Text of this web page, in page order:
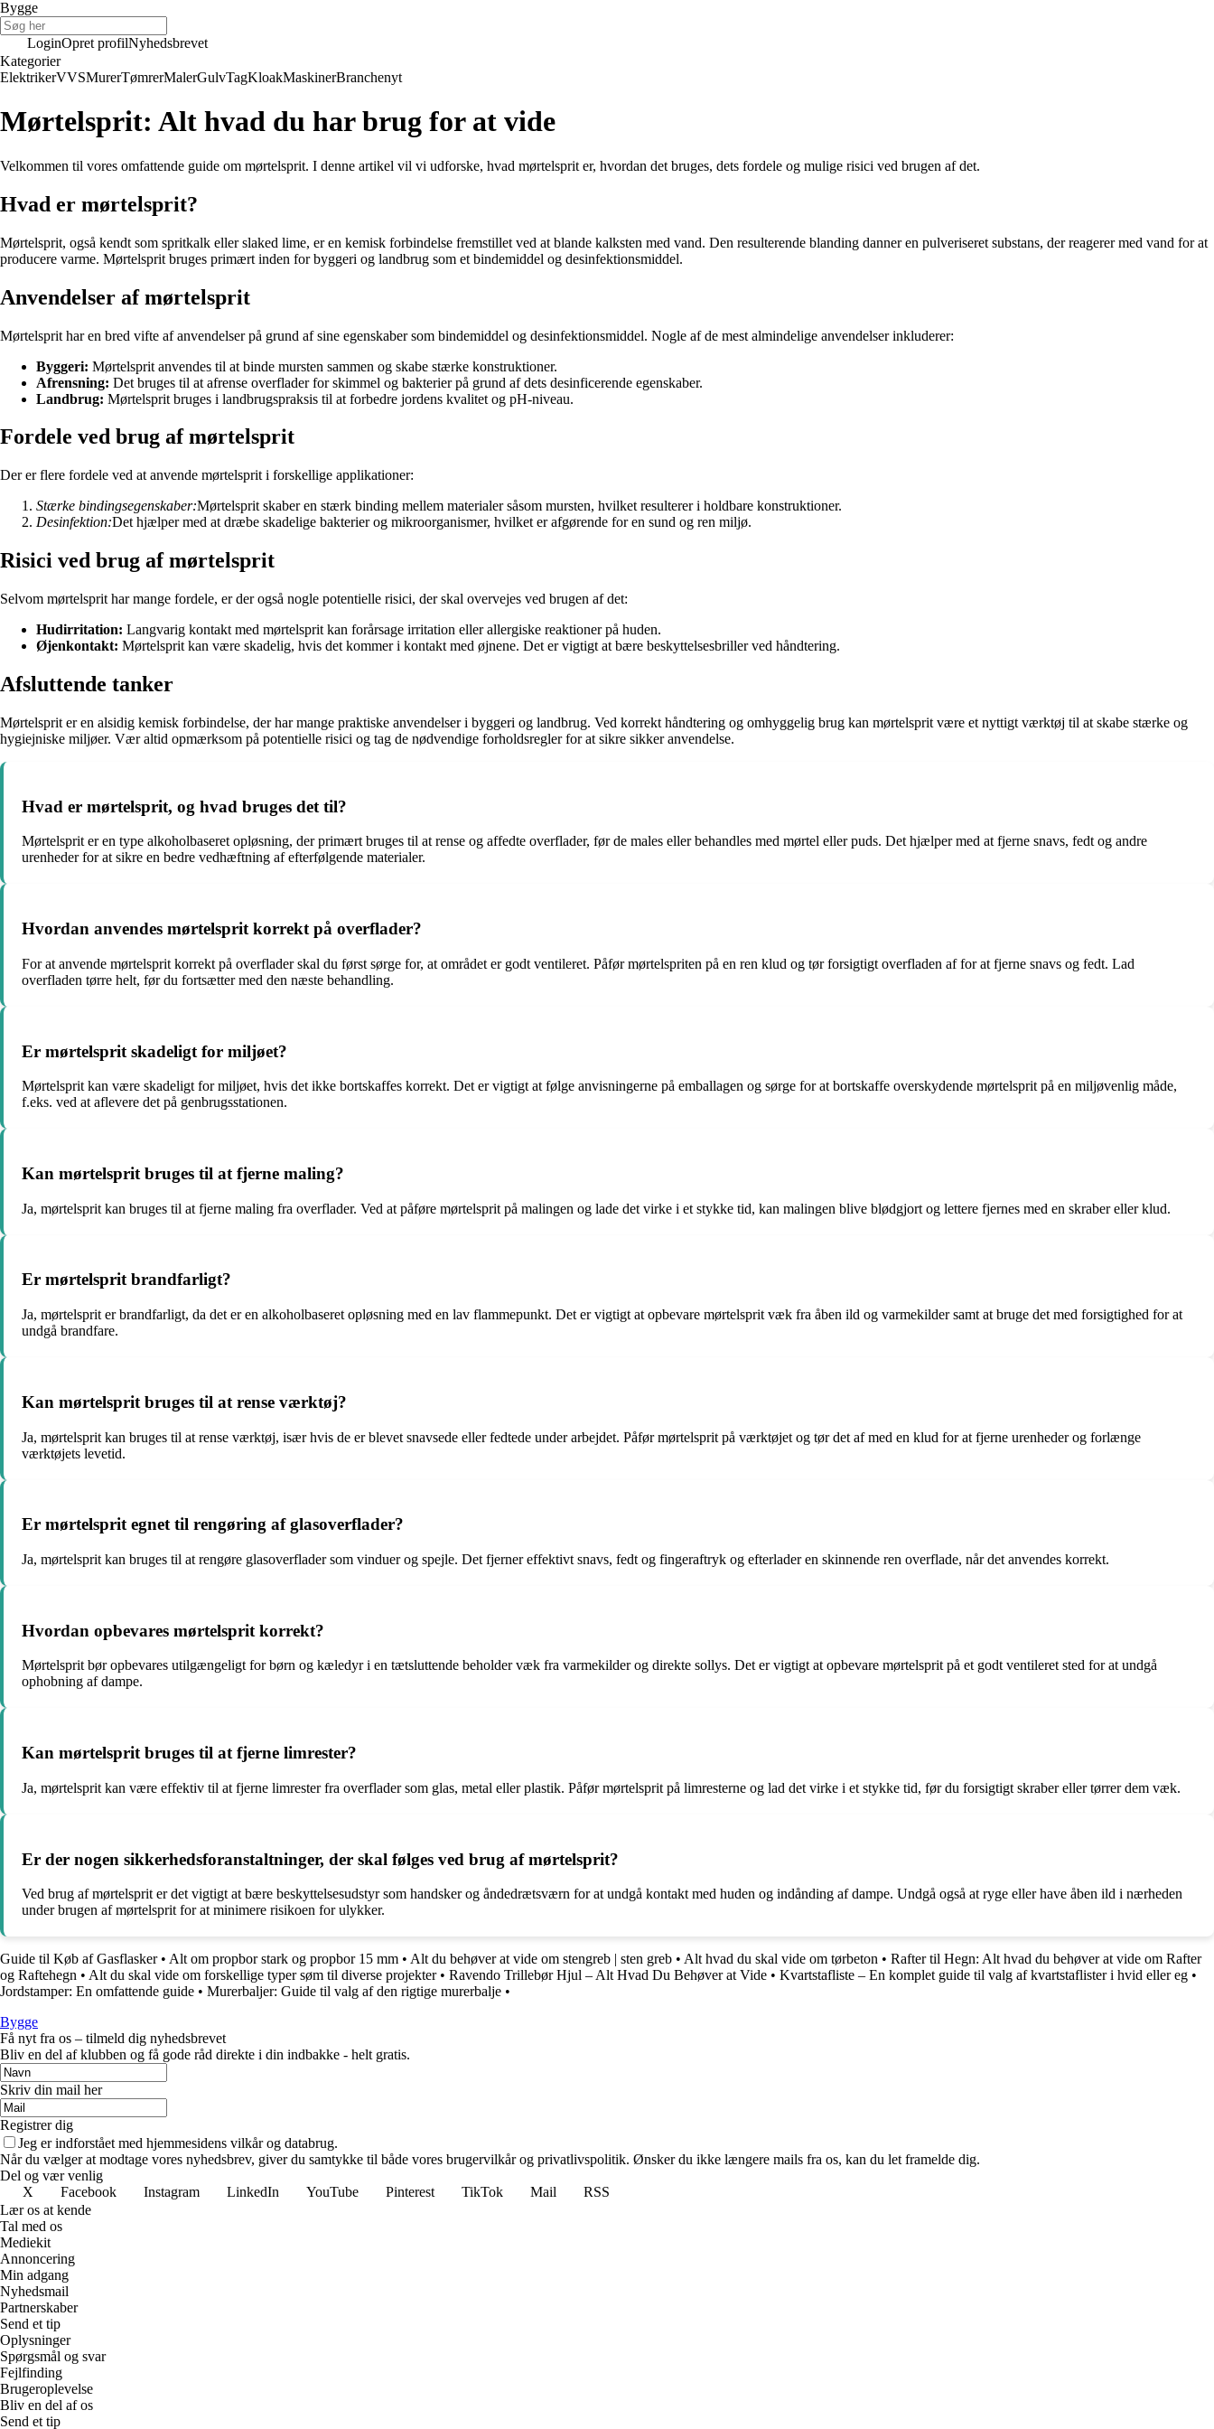
Bygge
LoginOpret profilNyhedsbrevet
Kategorier
ElektrikerVVSMurerTømrerMalerGulvTagKloakMaskinerBranchenyt
Mørtelsprit: Alt hvad du har brug for at vide
Velkommen til vores omfattende guide om mørtelsprit. I denne artikel vil vi udforske, hvad mørtelsprit er, hvordan det bruges, dets fordele og mulige risici ved brugen af det.
Hvad er mørtelsprit?
Mørtelsprit, også kendt som spritkalk eller slaked lime, er en kemisk forbindelse fremstillet ved at blande kalksten med vand. Den resulterende blanding danner en pulveriseret substans, der reagerer med vand for at
producere varme. Mørtelsprit bruges primært inden for byggeri og landbrug som et bindemiddel og desinfektionsmiddel.
Anvendelser af mørtelsprit
Mørtelsprit har en bred vifte af anvendelser på grund af sine egenskaber som bindemiddel og desinfektionsmiddel. Nogle af de mest almindelige anvendelser inkluderer:
Byggeri: Mørtelsprit anvendes til at binde mursten sammen og skabe stærke konstruktioner.
Afrensning: Det bruges til at afrense overflader for skimmel og bakterier på grund af dets desinficerende egenskaber.
Landbrug: Mørtelsprit bruges i landbrugspraksis til at forbedre jordens kvalitet og pH-niveau.
Fordele ved brug af mørtelsprit
Der er flere fordele ved at anvende mørtelsprit i forskellige applikationer:
Stærke bindingsegenskaber:Mørtelsprit skaber en stærk binding mellem materialer såsom mursten, hvilket resulterer i holdbare konstruktioner.
Desinfektion:Det hjælper med at dræbe skadelige bakterier og mikroorganismer, hvilket er afgørende for en sund og ren miljø.
Risici ved brug af mørtelsprit
Selvom mørtelsprit har mange fordele, er der også nogle potentielle risici, der skal overvejes ved brugen af det:
Hudirritation: Langvarig kontakt med mørtelsprit kan forårsage irritation eller allergiske reaktioner på huden.
Øjenkontakt: Mørtelsprit kan være skadelig, hvis det kommer i kontakt med øjnene. Det er vigtigt at bære beskyttelsesbriller ved håndtering.
Afsluttende tanker
Mørtelsprit er en alsidig kemisk forbindelse, der har mange praktiske anvendelser i byggeri og landbrug. Ved korrekt håndtering og omhyggelig brug kan mørtelsprit være et nyttigt værktøj til at skabe stærke og
hygiejniske miljøer. Vær altid opmærksom på potentielle risici og tag de nødvendige forholdsregler for at sikre sikker anvendelse.
Hvad er mørtelsprit, og hvad bruges det til?
Mørtelsprit er en type alkoholbaseret opløsning, der primært bruges til at rense og affedte overflader, før de males eller behandles med mørtel eller puds. Det hjælper med at fjerne snavs, fedt og andre
urenheder for at sikre en bedre vedhæftning af efterfølgende materialer.
Hvordan anvendes mørtelsprit korrekt på overflader?
For at anvende mørtelsprit korrekt på overflader skal du først sørge for, at området er godt ventileret. Påfør mørtelspriten på en ren klud og tør forsigtigt overfladen af for at fjerne snavs og fedt. Lad
overfladen tørre helt, før du fortsætter med den næste behandling.
Er mørtelsprit skadeligt for miljøet?
Mørtelsprit kan være skadeligt for miljøet, hvis det ikke bortskaffes korrekt. Det er vigtigt at følge anvisningerne på emballagen og sørge for at bortskaffe overskydende mørtelsprit på en miljøvenlig måde,
f.eks. ved at aflevere det på genbrugsstationen.
Kan mørtelsprit bruges til at fjerne maling?
Ja, mørtelsprit kan bruges til at fjerne maling fra overflader. Ved at påføre mørtelsprit på malingen og lade det virke i et stykke tid, kan malingen blive blødgjort og lettere fjernes med en skraber eller klud.
Er mørtelsprit brandfarligt?
Ja, mørtelsprit er brandfarligt, da det er en alkoholbaseret opløsning med en lav flammepunkt. Det er vigtigt at opbevare mørtelsprit væk fra åben ild og varmekilder samt at bruge det med forsigtighed for at
undgå brandfare.
Kan mørtelsprit bruges til at rense værktøj?
Ja, mørtelsprit kan bruges til at rense værktøj, især hvis de er blevet snavsede eller fedtede under arbejdet. Påfør mørtelsprit på værktøjet og tør det af med en klud for at fjerne urenheder og forlænge
værktøjets levetid.
Er mørtelsprit egnet til rengøring af glasoverflader?
Ja, mørtelsprit kan bruges til at rengøre glasoverflader som vinduer og spejle. Det fjerner effektivt snavs, fedt og fingeraftryk og efterlader en skinnende ren overflade, når det anvendes korrekt.
Hvordan opbevares mørtelsprit korrekt?
Mørtelsprit bør opbevares utilgængeligt for børn og kæledyr i en tætsluttende beholder væk fra varmekilder og direkte sollys. Det er vigtigt at opbevare mørtelsprit på et godt ventileret sted for at undgå
ophobning af dampe.
Kan mørtelsprit bruges til at fjerne limrester?
Ja, mørtelsprit kan være effektiv til at fjerne limrester fra overflader som glas, metal eller plastik. Påfør mørtelsprit på limresterne og lad det virke i et stykke tid, før du forsigtigt skraber eller tørrer dem væk.
Er der nogen sikkerhedsforanstaltninger, der skal følges ved brug af mørtelsprit?
Ved brug af mørtelsprit er det vigtigt at bære beskyttelsesudstyr som handsker og åndedrætsværn for at undgå kontakt med huden og indånding af dampe. Undgå også at ryge eller have åben ild i nærheden
under brugen af mørtelsprit for at minimere risikoen for ulykker.
Guide til Køb af Gasflasker• Alt om propbor stark og propbor 15 mm • Alt du behøver at vide om stengreb | sten greb • Alt hvad du skal vide om tørbeton • Rafter til Hegn: Alt hvad du behøver at vide om Rafter
og Raftehegn • Alt du skal vide om forskellige typer søm til diverse projekter• Ravendo Trillebør Hjul – Alt Hvad Du Behøver at Vide • Kvartstafliste – En komplet guide til valg af kvartstaflister i hvid eller eg •
Jordstamper: En omfattende guide • Murerbaljer: Guide til valg af den rigtige murerbalje •
Bygge
Få nyt fra os – tilmeld dig nyhedsbrevet
Bliv en del af klubben og få gode råd direkte i din indbakke - helt gratis.
Skriv din mail her
Registrer dig
Jeg er indforstået med hjemmesidens vilkår og databrug.
Når du vælger at modtage vores nyhedsbrev, giver du samtykke til både vores brugervilkår og privatlivspolitik. Ønsker du ikke længere mails fra os, kan du let framelde dig.
Del og vær venlig
X
Facebook Instagram LinkedIn YouTube Pinterest TikTok Mail
RSS
Lær os at kende
Tal med os
Mediekit
Annoncering
Min adgang
Nyhedsmail
Partnerskaber
Send et tip
Oplysninger
Spørgsmål og svar
Fejlfinding
Brugeroplevelse
Bliv en del af os
Send et tip